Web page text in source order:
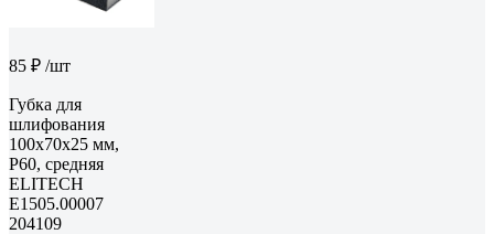
85 ₽ /шт
Губка для
шлифования
100х70х25 мм,
P60, средняя
ELITECH
E1505.00007
204109